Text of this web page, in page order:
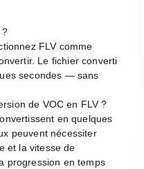
?
FLV comme
Le fichier converti
secondes — sans
de VOC en FLV ?
en quelques
peuvent nécessiter
et la vitesse de
progression en temps